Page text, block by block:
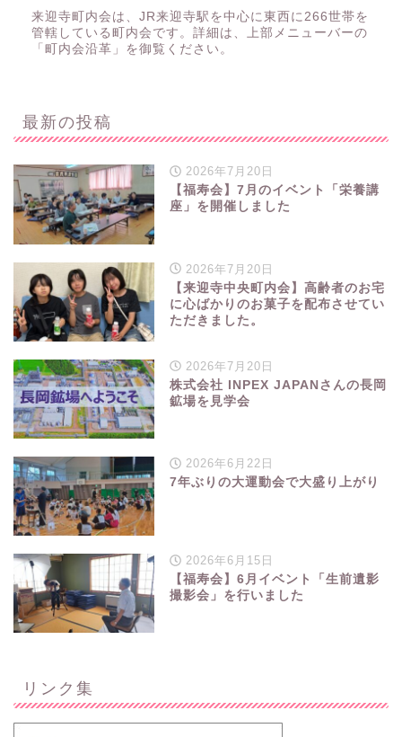
来迎寺町内会は、JR来迎寺駅を中心に東西に266世帯を
管轄している町内会です。詳細は、上部メニューバーの
「町内会沿革」を御覧ください。
最新の投稿
2026年7月20日
【福寿会】7月のイベント「栄養講
座」を開催しました
2026年7月20日
【来迎寺中央町内会】高齢者のお宅
に心ばかりのお菓子を配布させてい
ただきました。
2026年7月20日
株式会社 INPEX JAPANさんの長岡
鉱場を見学会
2026年6月22日
7年ぶりの大運動会で大盛り上がり
2026年6月15日
【福寿会】6月イベント「生前遺影
撮影会」を行いました
リンク集